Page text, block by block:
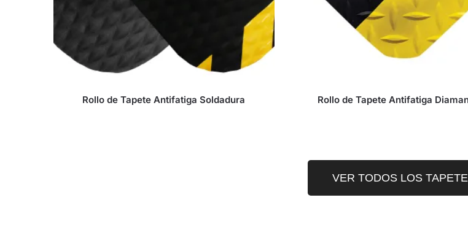
Rollo de Tapete Antifatiga Soldadura Rollo de Tapete Antifatiga
VER TODOS LOS